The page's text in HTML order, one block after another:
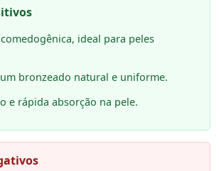
ideal para peles
bronzeado natural e uniforme.
e rápida absorção na pele.